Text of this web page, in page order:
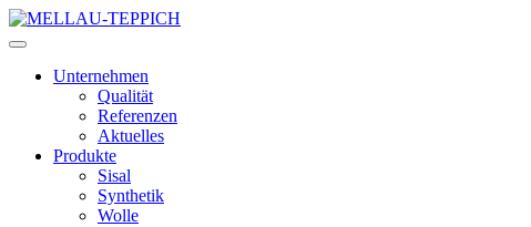
Unternehmen
Qualität
Referenzen
Aktuelles
Produkte
Sisal
Synthetik
Wolle